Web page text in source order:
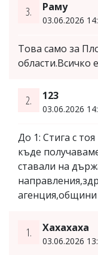
3. Раму
03.06.2026
Това само за
области.Всичко
2. 123
03.06.2026
До 1: Стига с
къде
ставали на
агенция,общини
1. Хахахаха
03.06.2026